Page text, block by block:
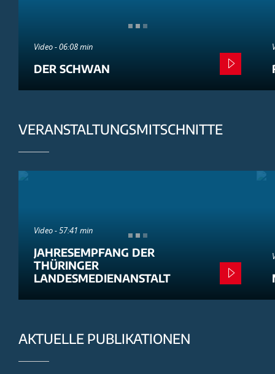
Video - 06:08 min
DER SCHWAN
VERANSTALTUNGSMITSCHNITTE
Video - 57:41 min
JAHRESEMPFANG DER
THÜRINGER
LANDESMEDIENANSTALT
AKTUELLE PUBLIKATIONEN